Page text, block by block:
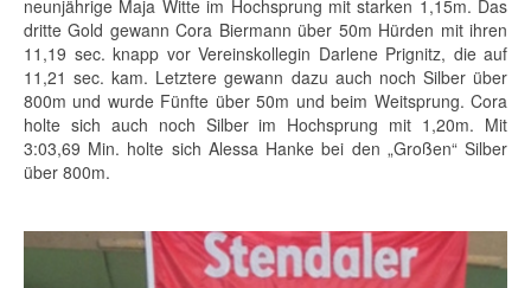
neunjährige Maja Witte im Hochsprung mit starken 1,15m. Das
dritte Gold gewann Cora Biermann über 50m Hürden mit ihren
11,19 sec. knapp vor Vereinskollegin Darlene Prignitz, die auf
11,21 sec. kam. Letztere gewann dazu auch noch Silber über
800m und wurde Fünfte über 50m und beim Weitsprung. Cora
holte sich auch noch Silber im Hochsprung mit 1,20m. Mit
3:03,69 Min. holte sich Alessa Hanke bei den „Großen“ Silber
über 800m.